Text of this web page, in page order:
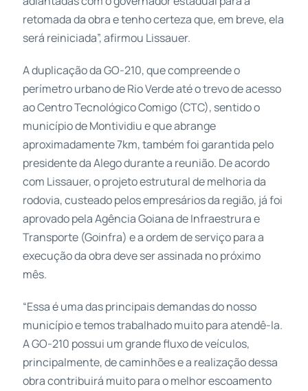
retomada da obra e tenho certeza que, em breve, ela
será reiniciada”, afirmou Lissauer.
A duplicação da GO-210, que compreende o
perímetro urbano de Rio Verde até o trevo de acesso
ao Centro Tecnológico Comigo (CTC), sentido o
município de Montividiu e que abrange
aproximadamente 7km, também foi garantida pelo
presidente da Alego durante a reunião. De acordo
com Lissauer, o projeto estrutural de melhoria da
rodovia, custeado pelos empresários da região, já foi
aprovado pela Agência Goiana de Infraestrura e
Transporte (Goinfra) e a ordem de serviço para a
execução da obra deve ser assinada no próximo
mês.
“Essa é uma das principais demandas do nosso
município e temos trabalhado muito para atendê-la.
A GO-210 possui um grande fluxo de veículos,
principalmente, de caminhões e a realização dessa
obra contribuirá muito para o melhor escoamento